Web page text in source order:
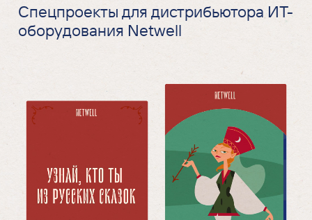
Спецпроекты для дистрибьютора ИТ-
оборудования Netwell